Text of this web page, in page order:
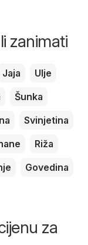
zanimati
Jaja
Ulje
Šunka
Svinjetina
Riža
Govedina
za